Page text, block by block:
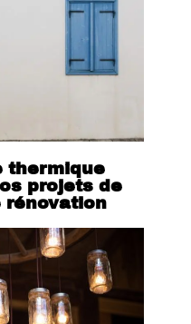
thermique
projets de